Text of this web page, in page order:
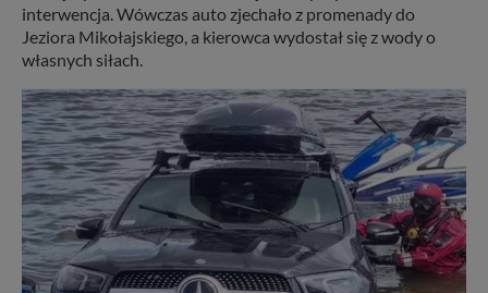
interwencja. Wówczas auto zjechało z promenady do
Jeziora Mikołajskiego, a kierowca wydostał się z wody o
własnych siłach.